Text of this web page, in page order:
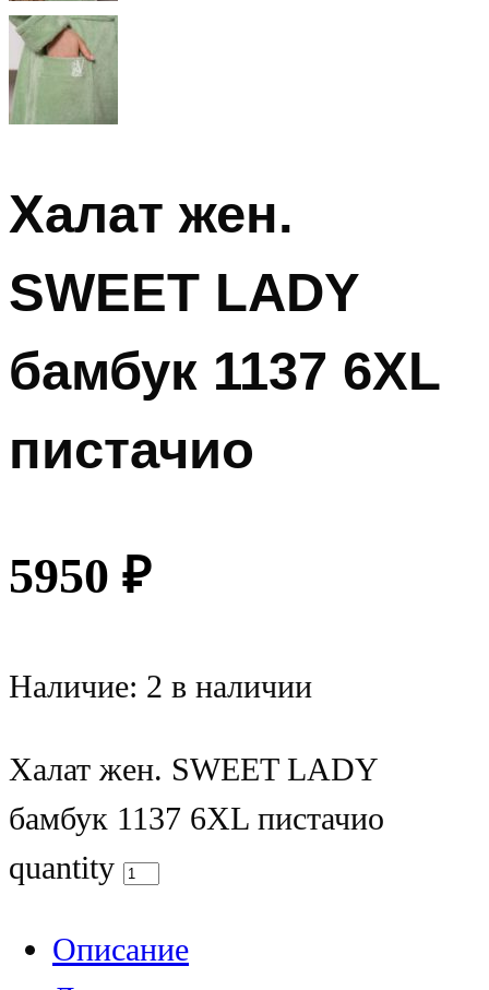
Халат жен.
SWEET LADY
бамбук 1137 6XL
пистачио
5950 ₽
Наличие: 2 в наличии
Халат жен. SWEET LADY
бамбук 1137 6XL пистачио
quantity
Описание